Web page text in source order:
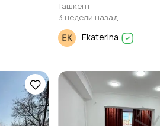
Ташкент
3 недели назад
Ekaterina